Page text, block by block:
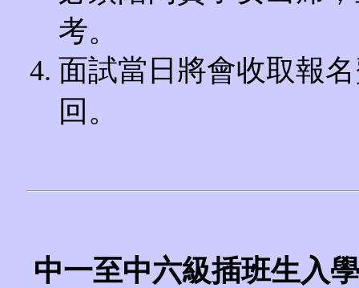
考。
面試當日將會收取報
回。
中一至中六級插班生入學